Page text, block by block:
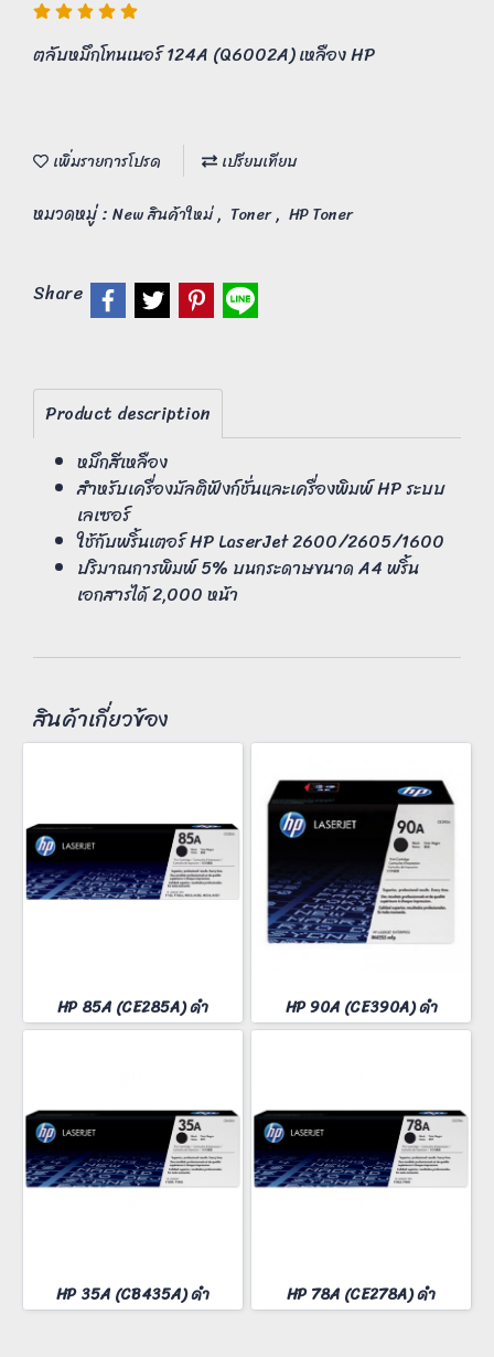
ตลับหมึกโทนเนอร์ 124A (Q6002A) เหลือง HP
เพิ่มรายการโปรด เปรียบเทียบ
หมวดหมู่ : New สินค้าใหม่, Toner, HP Toner
Share
Product description
หมึกสีเหลือง
สำหรับเครื่องมัลติฟังก์ชั่นและเครื่องพิมพ์ HP ระบบ
เลเซอร์
ใช้กับพริ้นเตอร์ HP LaserJet 2600/2605/1600
ปริมาณการพิมพ์ 5% บนกระดาษขนาด A4 พริ้น
เอกสารได้ 2,000 หน้า
สินค้าเกี่ยวข้อง
HP 85A (CE285A) ดำ HP 90A (CE390A) ดำ
HP 35A (CB435A) ดำ HP 78A (CE278A) ดำ